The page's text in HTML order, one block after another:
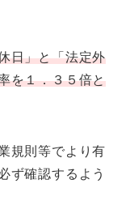
日」と「法定外
を１．３５倍と
規則等でより有
ず確認するよう